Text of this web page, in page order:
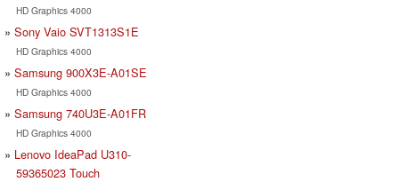
HD Graphics 4000
Sony Vaio SVT1313S1E
HD Graphics 4000
Samsung 900X3E-A01SE
HD Graphics 4000
Samsung 740U3E-A01FR
HD Graphics 4000
Lenovo IdeaPad U310-
59365023 Touch